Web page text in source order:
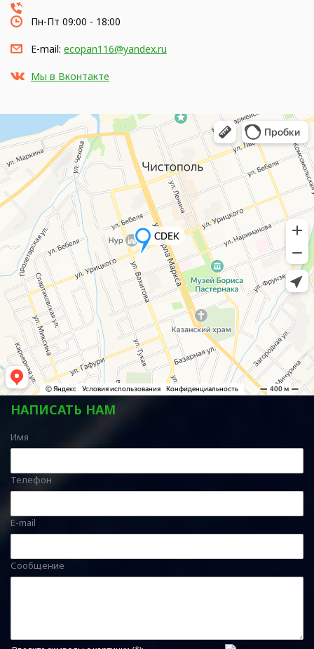
Пн-Пт 09:00 - 18:00
E-mail: ecopan116@yandex.ru
Мы в Вконтакте
НАПИСАТЬ НАМ
Имя
Телефон
E-mail
Сообщение